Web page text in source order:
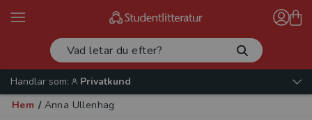
Handlar som:
Privatkund
Hem / Anna Ullenhag